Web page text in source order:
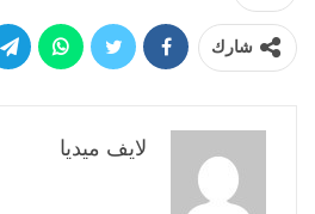
شارك
لايف ميديا